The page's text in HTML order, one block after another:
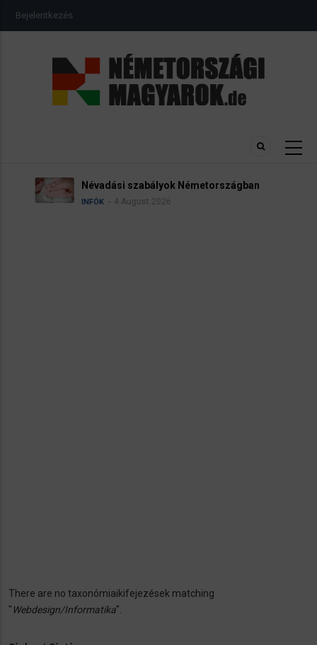
USER
ACCOUNT
Bejelentkezés
Névadási szabályok Németországban
INFÓK 4 August 2026
Hibaüzenet
There are no taxonómiaikifejezések matching
" Webdesign/Informatika".